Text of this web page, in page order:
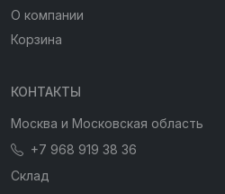
О компании
Корзина
КОНТАКТЫ
Москва и Московская область
+7 968 919 38 36
Склад